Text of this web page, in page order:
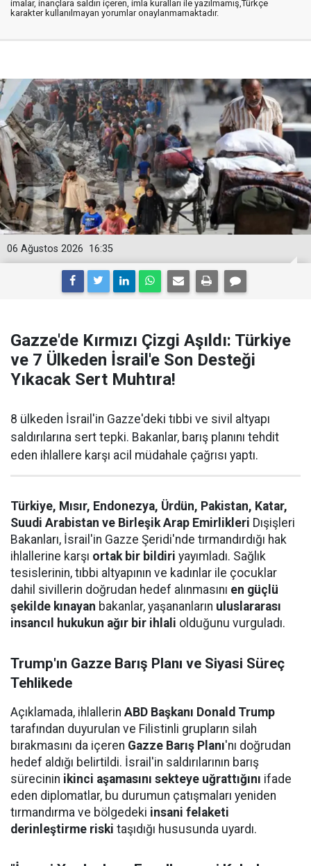
imalar, inançlara saldırı içeren, imla kuralları ile yazılmamış,Türkçe
karakter kullanılmayan yorumlar onaylanmamaktadır.
16:35
06 Ağustos 2026
Gazze'de Kırmızı Çizgi Aşıldı: Türkiye
ve 7 Ülkeden İsrail'e Son Desteği
Yıkacak Sert Muhtıra!
8 ülkeden İsrail'in Gazze'deki tıbbi ve sivil altyapı
saldırılarına sert tepki. Bakanlar, barış planını tehdit
eden ihlallere karşı acil müdahale çağrısı yaptı.
Türkiye, Mısır, Endonezya, Ürdün, Pakistan, Katar,
Suudi Arabistan ve Birleşik Arap Emirlikleri Dışişleri
Bakanları, İsrail'in Gazze Şeridi'nde tırmandırdığı hak
ihlallerine karşı ortak bir bildiri yayımladı. Sağlık
tesislerinin, tıbbi altyapının ve kadınlar ile çocuklar
dahil sivillerin doğrudan hedef alınmasını en güçlü
şekilde kınayan bakanlar, yaşananların uluslararası
insancıl hukukun ağır bir ihlali olduğunu vurguladı.
Trump'ın Gazze Barış Planı ve Siyasi Süreç
Tehlikede
Açıklamada, ihlallerin ABD Başkanı Donald Trump
tarafından duyurulan ve Filistinli grupların silah
bırakmasını da içeren Gazze Barış Planı'nı doğrudan
hedef aldığı belirtildi. İsrail'in saldırılarının barış
sürecinin ikinci aşamasını sekteye uğrattığını ifade
eden diplomatlar, bu durumun çatışmaları yeniden
tırmandırma ve bölgedeki insani felaketi
derinleştirme riski taşıdığı hususunda uyardı.